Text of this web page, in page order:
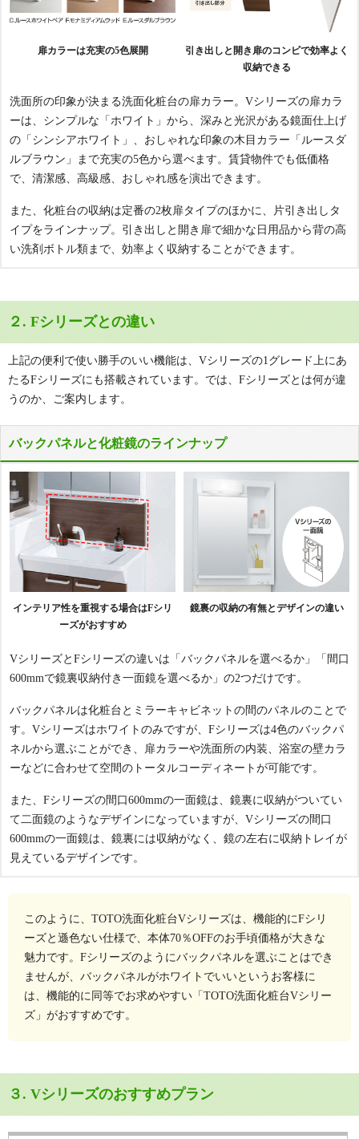
扉カラーは充実の5色展開
引き出しと開き扉のコンビで効率よく
収納できる
洗面所の印象が決まる洗面化粧台の扉カラー。Vシリーズの扉カラ
ーは、シンプルな「ホワイト」から、深みと光沢がある鏡面仕上げ
の「シンシアホワイト」、おしゃれな印象の木目カラー「ルースダ
ルブラウン」まで充実の5色から選べます。賃貸物件でも低価格
で、清潔感、高級感、おしゃれ感を演出できます。
また、化粧台の収納は定番の2枚扉タイプのほかに、片引き出しタ
イプをラインナップ。引き出しと開き扉で細かな日用品から背の高
い洗剤ボトル類まで、効率よく収納することができます。
２. Fシリーズとの違い
上記の便利で使い勝手のいい機能は、Vシリーズの1グレード上にあ
たるFシリーズにも搭載されています。では、Fシリーズとは何が違
うのか、ご案内します。
バックパネルと化粧鏡のラインナップ
インテリア性を重視する場合はFシリ
ーズがおすすめ
鏡裏の収納の有無とデザインの違い
VシリーズとFシリーズの違いは「バックパネルを選べるか」「間口
600mmで鏡裏収納付き一面鏡を選べるか」の2つだけです。
バックパネルは化粧台とミラーキャビネットの間のパネルのことで
す。Vシリーズはホワイトのみですが、Fシリーズは4色のバックパ
ネルから選ぶことができ、扉カラーや洗面所の内装、浴室の壁カラ
ーなどに合わせて空間のトータルコーディネートが可能です。
また、Fシリーズの間口600mmの一面鏡は、鏡裏に収納がついてい
て二面鏡のようなデザインになっていますが、Vシリーズの間口
600mmの一面鏡は、鏡裏には収納がなく、鏡の左右に収納トレイが
見えているデザインです。
このように、TOTO洗面化粧台Vシリーズは、機能的にFシリ
ーズと遜色ない仕様で、本体70％OFFのお手頃価格が大きな
魅力です。Fシリーズのようにバックパネルを選ぶことはでき
ませんが、バックパネルがホワイトでいいというお客様に
は、機能的に同等でお求めやすい「TOTO洗面化粧台Vシリー
ズ」がおすすめです。
３. Vシリーズのおすすめプラン